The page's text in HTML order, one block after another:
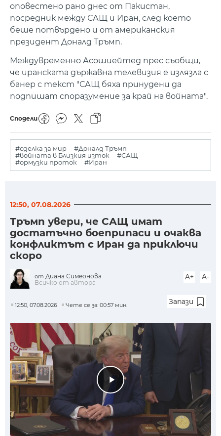
оповестено рано днес от Пакистан,
посредник между САЩ и Иран, след което
беше потвърдено и от американския
президент Доналд Тръмп.
Междувременно Асошиейтед прес съобщи,
че иранската държавна телевизия е излязла с
банер с текст "САЩ бяха принудени да
подпишат споразумение за край на войната".
Сподели
#сделка за мир
#Доналд Тръмп
#войната в Близкия изток
#САЩ
#ормузки проток
#Иран
12:50, 07.08.2026
Тръмп увери, че САЩ имат
достатъчно боеприпаси и очаква
конфликтът с Иран да приключи
скоро
от Диана Симеонова
Всичко от автора
A+ A-
12:50, 07.08.2026 Чете се за: 00:57 мин. Запази